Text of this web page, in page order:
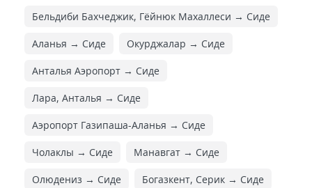
Бельдиби Бахчеджик, Гёйнюк Махаллеси → Сиде
Аланья → Сиде Окурджалар → Сиде
Анталья Аэропорт → Сиде
Лара, Анталья → Сиде
Аэропорт Газипаша-Аланья → Сиде
Чолаклы → Сиде Манавгат → Сиде
Олюдениз → Сиде Богазкент, Серик → Сиде